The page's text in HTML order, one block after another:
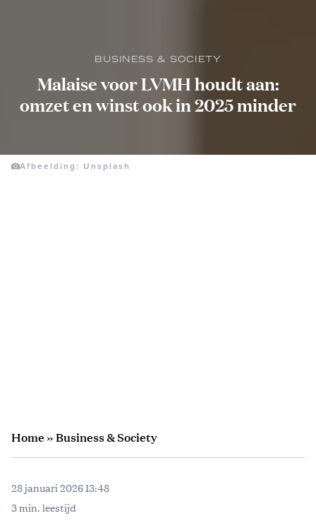
BUSINESS & SOCIETY
Malaise voor LVMH houdt aan:
omzet en winst ook in 2025 minder
Afbeelding: Unsplash
Home»Business & Society
28 januari 2026 13:48
3 min. leestijd